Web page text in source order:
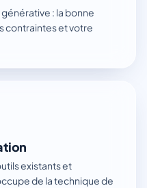
: la bonne
contraintes et votre
existants et
de la technique de